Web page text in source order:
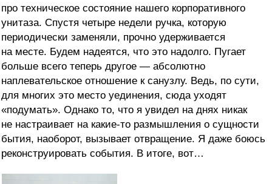
про техническое состояние нашего корпоративного
унитаза. Спустя четыре недели ручка, которую
периодически заменяли, прочно удерживается
на месте. Будем надеятся, что это надолго. Пугает
больше всего теперь другое — абсолютно
наплевательское отношение к санузлу. Ведь, по сути,
для многих это место уединения, сюда уходят
«подумать». Однако то, что я увидел на днях никак
не настраивает на какие-то размышления о сущности
бытия, наоборот, вызывает отвращение. Я даже боюсь
реконструировать события. В итоге, вот…